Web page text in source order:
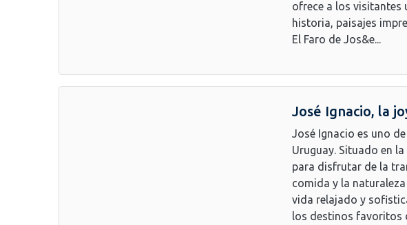
ofrece a los visitantes
historia, paisajes
El Faro de Jos&e...
José Ignacio, la
José Ignacio es uno
Uruguay. Situado en
para disfrutar de la
comida y la
vida relajado y
los destinos favoritos